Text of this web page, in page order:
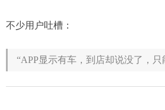
不少用户吐槽：
“APP显示有车，到店却说没了，